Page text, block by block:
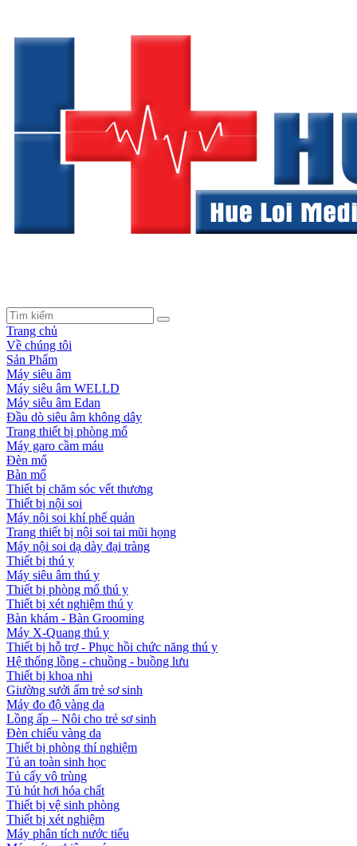
Trang chủ
Về chúng tôi
Sản Phẩm
Máy siêu âm
Máy siêu âm WELLD
Máy siêu âm Edan
Đầu dò siêu âm không dây
Trang thiết bị phòng mổ
Máy garo cầm máu
Đèn mổ
Bàn mổ
Thiết bị chăm sóc vết thương
Thiết bị nội soi
Máy nội soi khí phế quản
Trang thiết bị nội soi tai mũi họng
Máy nội soi dạ dày đại tràng
Thiết bị thú y
Máy siêu âm thú y
Thiết bị phòng mổ thú y
Thiết bị xét nghiệm thú y
Bàn khám - Bàn Grooming
Máy X-Quang thú y
Thiết bị hỗ trợ - Phục hồi chức năng thú y
Hệ thống lồng - chuồng - buồng lưu
Thiết bị khoa nhi
Giường sưởi ấm trẻ sơ sinh
Máy đo độ vàng da
Lồng ấp – Nôi cho trẻ sơ sinh
Đèn chiếu vàng da
Thiết bị phòng thí nghiệm
Tủ an toàn sinh học
Tủ cấy vô trùng
Tủ hút hơi hóa chất
Thiết bị vệ sinh phòng
Thiết bị xét nghiệm
Máy phân tích nước tiểu